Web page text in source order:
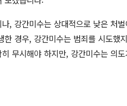
, 강간미수는 상대적으로 낮은 처
한 경우, 강간미수는 범죄를 시도했
무시해야 하지만, 강간미수는 의